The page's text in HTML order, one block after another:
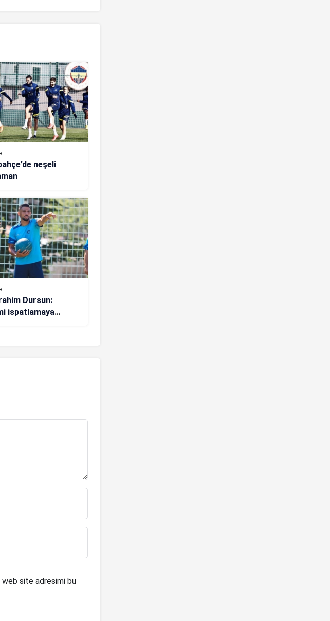
neşeli
Dursun:
ispatlamaya
web site adresimi bu